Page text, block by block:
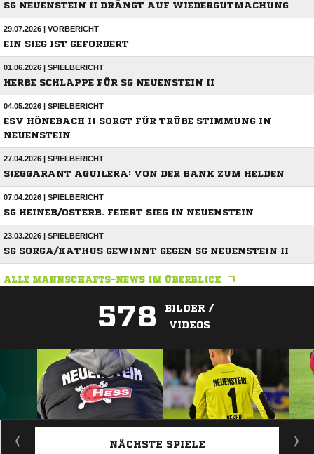
SG NEUENSTEIN II DRÄNGT AUF WIEDERGUTMACHUNG
29.07.2026 | VORBERICHT
EIN SIEG IST GEFORDERT
01.06.2026 | SPIELBERICHT
HERBE SCHLAPPE FÜR SG NEUENSTEIN II
04.05.2026 | SPIELBERICHT
ESV HÖNEBACH II SORGT FÜR TRÜBE STIMMUNG IN
NEUENSTEIN
27.04.2026 | SPIELBERICHT
SIEGGARANT AGUILERA: VON DER BANK ZUM HELDEN
07.04.2026 | SPIELBERICHT
SG HEINEB/OSTERB. FEIERT SIEG IN NEUENSTEIN
23.03.2026 | SPIELBERICHT
SG SORGA/KATHUS GEWINNT GEGEN SG NEUENSTEIN II
ALLE MANNSCHAFTS-NEWS IM ÜBERBLICK
578
BILDER /
VIDEOS
ANZEIGE
NÄCHSTE SPIELE